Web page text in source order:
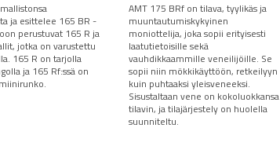
ja esittelee 165 BR -
perustuvat 165 R ja
jotka on varustettu
165 R on tarjolla
ja 165 Rf:ssä on
AMT 175 BRf on tilava, tyylikäs ja
muuntautumiskykyinen
moniottelija, joka sopii erityisesti
laatutietoisille sekä
vauhdikkaammille veneilijöille. Se
sopii niin mökkikäyttöön, retkeilyyn
kuin puhtaaksi yleisveneeksi.
Sisustaltaan vene on kokoluokkansa
tilavin, ja tilajärjestely on huolella
suunniteltu.